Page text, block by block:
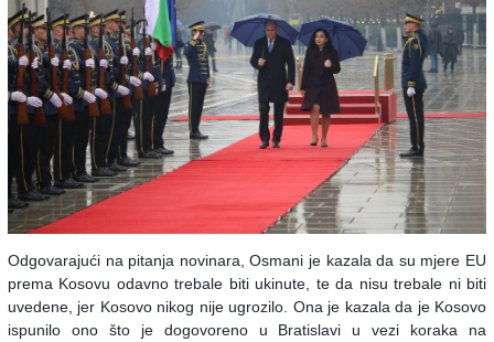
Odgovarajući na pitanja novinara, Osmani je kazala da su mjere EU
prema Kosovu odavno trebale biti ukinute, te da nisu trebale ni biti
uvedene, jer Kosovo nikog nije ugrozilo. Ona je kazala da je Kosovo
ispunilo ono što je dogovoreno u Bratislavi u vezi koraka na